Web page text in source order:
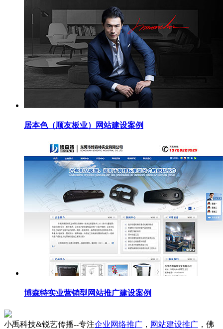
居本色（顺友板业）网站建设案例
博森特实业营销型网站推广建设案例
小禹科技&锐艺传播--专注企业网络推广 ， 网站建设推广 ，佛